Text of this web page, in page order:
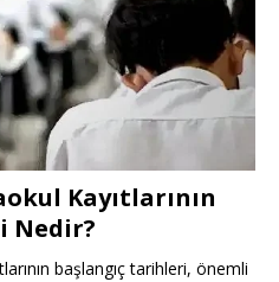
Kayıtlarının
Nedir?
başlangıç tarihleri, önemli